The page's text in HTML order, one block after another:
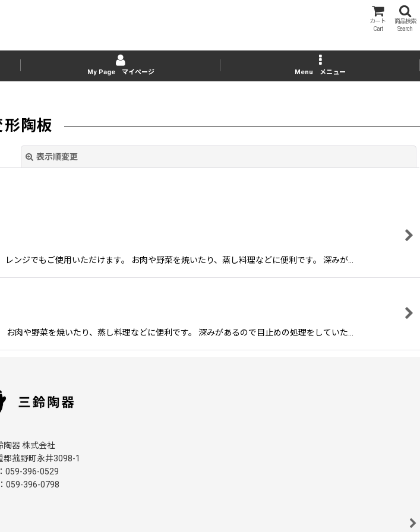
カート
Cart
商品検索
Search
My Page マイページ Menu メニュー
形陶板
表示順変更
絞り込む
ンジでもご使用いただけます。 お肉や野菜を焼いたり、蒸し料理などに便利です。 深みが…
肉や野菜を焼いたり、蒸し料理などに便利です。 深みがあるので目止めの処理をしていた…
陶器 株式会社
郡菰野町永井3098-1
059-396-0529
059-396-0798